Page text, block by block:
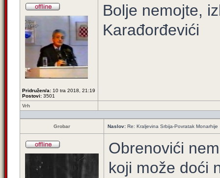
Pridružen/a: 10 tra 2018, 21:19
Postovi: 3501
Bolje nemojte,
Karađorđevići
Vrh
Grobar Naslov: Re: Kraljevina Srbija-Povratak Monarhije
Obrenovići
koji može doći